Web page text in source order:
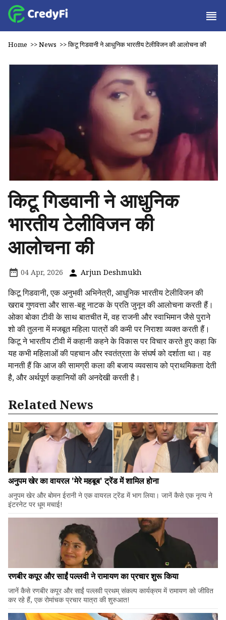
Home >>News >>किटू गिडवानी ने आधुनिक भारतीय टेलीविजन की आलोचना की
किटू गिडवानी ने आधुनिक
भारतीय टेलीविजन की
आलोचना की
04 Apr, 2026 Arjun Deshmukh
किटू गिडवानी, एक अनुभवी अभिनेत्री, आधुनिक भारतीय टेलीविजन की
खराब गुणवत्ता और सास-बहू नाटक के प्रति जुनून की आलोचना करती हैं।
ओका बोका टीवी के साथ बातचीत में, वह राजनी और स्वाभिमान जैसे पुराने
शो की तुलना में मजबूत महिला पात्रों की कमी पर निराशा व्यक्त करती हैं।
किटू ने भारतीय टीवी में कहानी कहने के विकास पर विचार करते हुए कहा कि
यह कभी महिलाओं की पहचान और स्वतंत्रता के संघर्ष को दर्शाता था। वह
मानती हैं कि आज की सामग्री कला की बजाय व्यवसाय को प्राथमिकता देती
है, और अर्थपूर्ण कहानियों की अनदेखी करती है।
Related News
अनुपम खेर का वायरल 'मेरे महबूब' ट्रेंड में शामिल होना
अनुपम खेर और बोमन ईरानी ने एक वायरल ट्रेंड में भाग लिया। जानें कैसे एक नृत्य ने
इंटरनेट पर धूम मचाई!
रणबीर कपूर और साईं पल्लवी ने रामायण का प्रचार शुरू किया
जानें कैसे रणबीर कपूर और साईं पल्लवी प्रथम् संकल्प कार्यक्रम में रामायण को जीवित
कर रहे हैं, एक रोमांचक प्रचार यात्रा की शुरुआत!